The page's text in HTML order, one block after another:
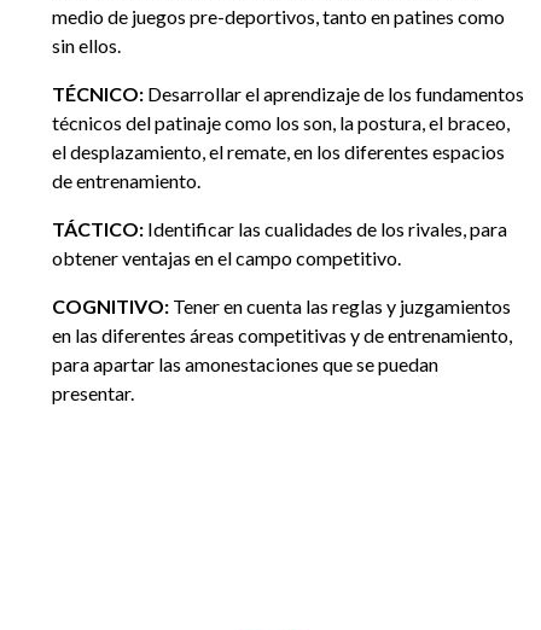
medio de juegos pre-deportivos, tanto en patines como
sin ellos.
TÉCNICO: Desarrollar el aprendizaje de los fundamentos
técnicos del patinaje como los son, la postura, el braceo,
el desplazamiento, el remate, en los diferentes espacios
de entrenamiento.
TÁCTICO: Identificar las cualidades de los rivales, para
obtener ventajas en el campo competitivo.
COGNITIVO: Tener en cuenta las reglas y juzgamientos
en las diferentes áreas competitivas y de entrenamiento,
para apartar las amonestaciones que se puedan
presentar.